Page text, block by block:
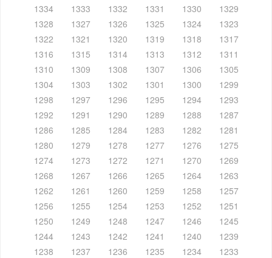
1334
1333 1332 1331 1330
1329
1328
1327 1326 1325 1324
1323
1322
1321 1320 1319 1318
1317
1316
1315 1314 1313 1312
1311
1310
1309 1308 1307 1306
1305
1304
1303 1302 1301 1300
1299
1298
1297 1296 1295 1294
1293
1292
1291 1290 1289 1288
1287
1286
1285 1284 1283 1282
1281
1280
1279 1278 1277 1276
1275
1274
1273 1272 1271 1270
1269
1268
1267 1266 1265 1264
1263
1262
1261 1260 1259 1258
1257
1256
1255 1254 1253 1252
1251
1250
1249 1248 1247 1246
1245
1244
1243 1242 1241 1240
1239
1238
1237 1236 1235 1234
1233